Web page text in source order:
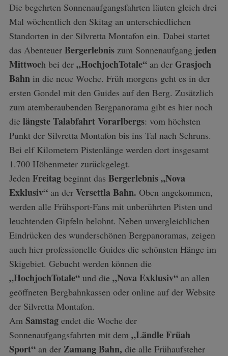
Die begehrten Sonnenaufgangsfahrten läuten gleich drei
Mal wöchentlich den Skitag an unterschiedlichen
Standorten in der Silvretta Montafon ein. Dabei startet
das Abenteuer Bergerlebniszum Sonnenaufgang jeden
Mittwoch bei der „HochjochTotale“an der Grasjoch
Bahn in die neue Woche. Früh morgens geht es in der
ersten Gondel mit den Guides auf den Berg. Zusätzlich
zum atemberaubenden Bergpanorama gibt es hier noch
dielängste Talabfahrt Vorarlbergs: vom höchsten
Punkt der Silvretta Montafon bis ins Tal nach Schruns.
Bei elf Kilometern Pistenlänge werden dort insgesamt
1.700 Höhenmeter zurückgelegt.
Jeden Freitagbeginnt das Bergerlebnis „Nova
Exklusiv“an der Versettla Bahn. Oben angekommen,
werden alle Frühsport-Fans mit unberührten Pisten und
leuchtenden Gipfeln belohnt. Neben unvergleichlichen
Eindrücken des wunderschönen Bergpanoramas, zeigen
auch hier professionelle Guides die schönsten Hänge im
Skigebiet. Gebucht werden können die
„HochjochTotale“und die „Nova Exklusiv“an allen
geöffneten Bergbahnkassen oder online auf der Website
der Silvretta Montafon.
Am Samstagendet die Woche der
Sonnenaufgangsfahrten mit dem „Ländle Früah
Sport“an der Zamang Bahn, die alle Frühaufsteher